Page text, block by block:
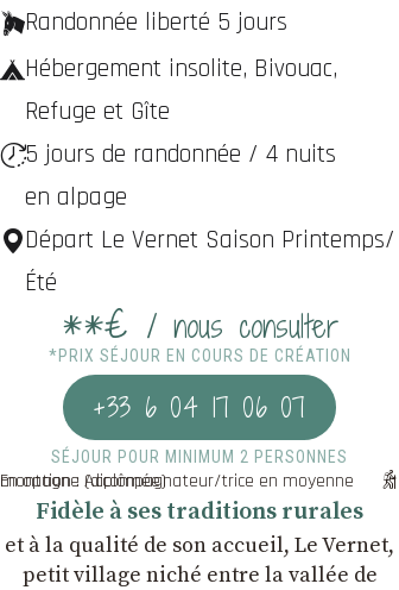
Randonnée liberté 5 jours
Hébergement insolite, Bivouac,
Refuge et Gîte
5 jours de randonnée / 4 nuits
en alpage
Départ Le Vernet Saison Printemps/
Été
**€ / nous consulter
*PRIX SÉJOUR EN COURS DE CRÉATION
+33 6 04 17 06 07
SÉJOUR POUR MINIMUM 2 PERSONNES
En option : Accompagnateur/trice en moyenne montagne (diplômée)
Fidèle à ses traditions rurales
et à la qualité de son accueil, Le Vernet,
petit village niché entre la vallée de